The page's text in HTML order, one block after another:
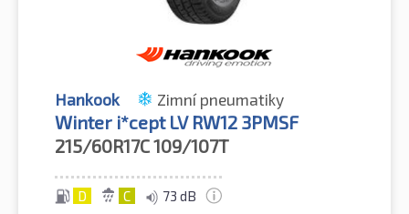
Hankook Zimní pneumatiky
Winter i*cept LV RW12 3PMSF
215/60R17C109/107T
D C 73 dB